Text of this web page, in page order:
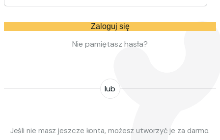
Zaloguj się
Nie pamiętasz hasła?
lub
Jeśli nie masz jeszcze konta, możesz utworzyć je za darmo.